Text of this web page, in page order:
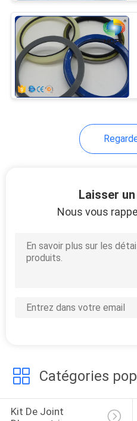
pièces de
Capteur de
Laisser
Nous vous
Catégories
Kit De Joint